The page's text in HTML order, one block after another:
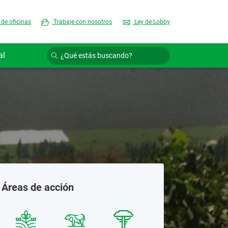
de oficinas Trabaje con nosotros Ley de Lobby
Áreas de acción